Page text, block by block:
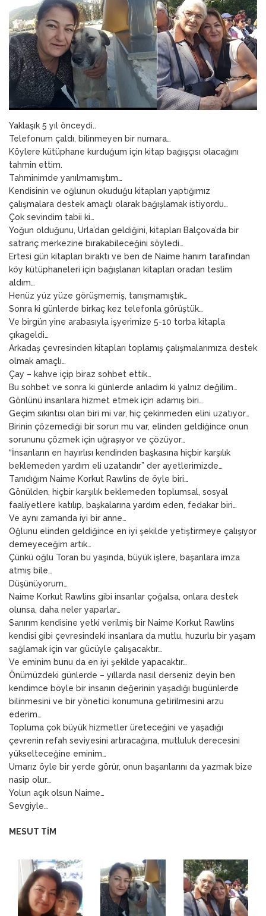
23 Mart 2026 ANNEM
Yaklaşık 5 yıl önceydi..
Telefonum çaldı, bilinmeyen bir numara…
Köylere kütüphane kurduğum için kitap bağışçısı olacağını
tahmin ettim.
Tahminimde yanılmamıştım…
Kendisinin ve oğlunun okuduğu kitapları yaptığımız
çalışmalara destek amaçlı olarak bağışlamak istiyordu…
Çok sevindim tabii ki…
Yoğun olduğunu, Urla’dan geldiğini, kitapları Balçova’da bir
satranç merkezine bırakabileceğini söyledi…
Ertesi gün kitapları bıraktı ve ben de Naime hanım tarafından
köy kütüphaneleri için bağışlanan kitapları oradan teslim
aldım…
Henüz yüz yüze görüşmemiş, tanışmamıştık…
Sonra ki günlerde birkaç kez telefonla görüştük…
Ve birgün yine arabasıyla işyerimize 5-10 torba kitapla
çıkageldi…
Arkadaş çevresinden kitapları toplamış çalışmalarımıza destek
olmak amaçlı…
Çay – kahve içip biraz sohbet ettik…
Bu sohbet ve sonra ki günlerde anladım ki yalnız değilim…
Gönlünü insanlara hizmet etmek için adamış biri…
Geçim sıkıntısı olan biri mi var, hiç çekinmeden elini uzatıyor…
Birinin çözemediği bir sorun mu var, elinden geldiğince onun
sorununu çözmek için uğraşıyor ve çözüyor…
“İnsanların en hayırlısı kendinden başkasına hiçbir karşılık
beklemeden yardım eli uzatandır” der ayetlerimizde…
Tanıdığım Naime Korkut Rawlins de öyle biri…
Gönülden, hiçbir karşılık beklemeden toplumsal, sosyal
faaliyetlere katılıp, başkalarına yardım eden, fedakar biri…
Ve aynı zamanda iyi bir anne…
Oğlunu elinden geldiğince en iyi şekilde yetiştirmeye çalışıyor
demeyeceğim artık…
Çünkü oğlu Toran bu yaşında, büyük işlere, başarılara imza
atmış bile…
Düşünüyorum…
Naime Korkut Rawlins gibi insanlar çoğalsa, onlara destek
olunsa, daha neler yaparlar…
Sanırım kendisine yetki verilmiş bir Naime Korkut Rawlins
kendisi gibi çevresindeki insanlara da mutlu, huzurlu bir yaşam
sağlamak için var gücüyle çalışacaktır…
Ve eminim bunu da en iyi şekilde yapacaktır…
Önümüzdeki günlerde – yıllarda nasıl derseniz deyin ben
kendimce böyle bir insanın değerinin yaşadığı bugünlerde
bilinmesini ve bir yönetici konumuna getirilmesini arzu
ederim…
Topluma çok büyük hizmetler üreteceğini ve yaşadığı
çevrenin refah seviyesini artıracağına, mutluluk derecesini
yükselteceğine eminim…
Umarız öyle bir yerde görür, onun başarılarını da yazmak bize
nasip olur…
Yolun açık olsun Naime…
Sevgiyle…
MESUT TİM